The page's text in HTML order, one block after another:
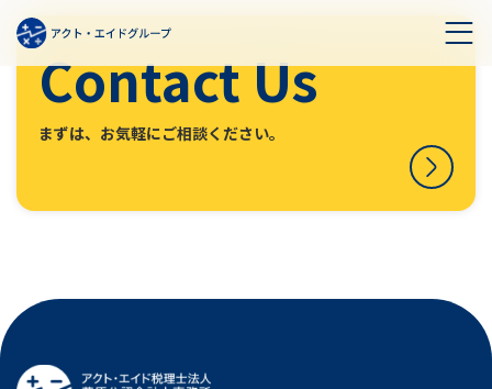
Contact Us
まずは、お気軽にご相談ください。